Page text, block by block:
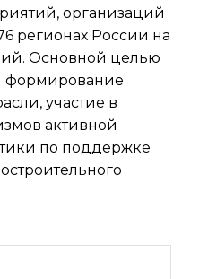
организаций
регионах России на
Основной целью
формирование
участие в
активной
по поддержке